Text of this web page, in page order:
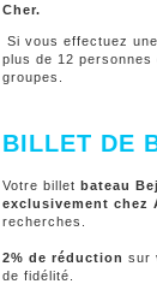
Cher.
Si vous effectuez
plus de 12
groupes.
BILLET DE
Votre billet bateau
exclusivement chez
recherches.
2% de réduction sur
de fidélité.